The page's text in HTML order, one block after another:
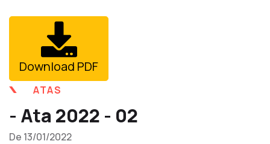
Download PDF
ATAS
- Ata 2022 - 02
De 13/01/2022